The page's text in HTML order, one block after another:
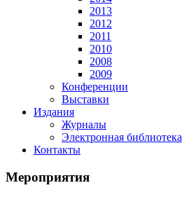
2013
2012
2011
2010
2008
2009
Конференции
Выставки
Издания
Журналы
Электронная библиотека
Контакты
Мероприятия